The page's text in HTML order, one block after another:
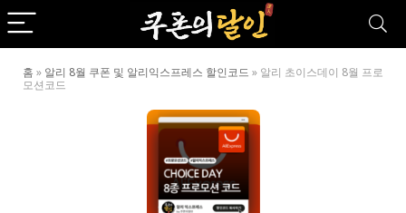
홈 » 알리 8월 쿠폰 및 알리익스프레스 할인코드 » 알리 초이스데이 8월 프로
모션코드